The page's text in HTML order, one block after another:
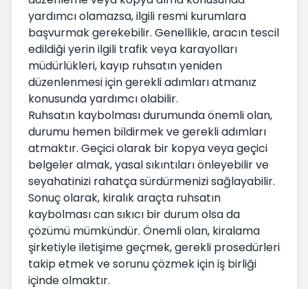
yardımcı olamazsa, ilgili resmi kurumlara
başvurmak gerekebilir. Genellikle, aracın tescil
edildiği yerin ilgili trafik veya karayolları
müdürlükleri, kayıp ruhsatın yeniden
düzenlenmesi için gerekli adımları atmanız
konusunda yardımcı olabilir.
Ruhsatın kaybolması durumunda önemli olan,
durumu hemen bildirmek ve gerekli adımları
atmaktır. Geçici olarak bir kopya veya geçici
belgeler almak, yasal sıkıntıları önleyebilir ve
seyahatinizi rahatça sürdürmenizi sağlayabilir.
Sonuç olarak, kiralık araçta ruhsatın
kaybolması can sıkıcı bir durum olsa da
çözümü mümkündür. Önemli olan, kiralama
şirketiyle iletişime geçmek, gerekli prosedürleri
takip etmek ve sorunu çözmek için iş birliği
içinde olmaktır.